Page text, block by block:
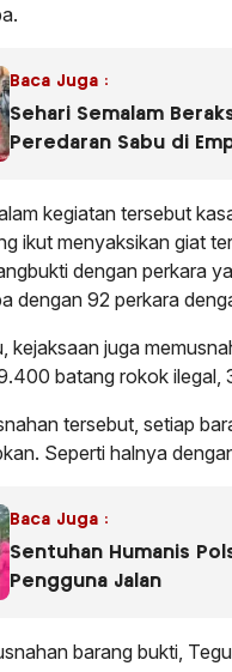
Baca Juga :
Sehari Semalam
Peredaran Sabu di
kegiatan tersebut
ikut menyaksikan giat
dengan perkara
dengan 92 perkara
kejaksaan juga
batang rokok
tersebut, setiap
Seperti halnya
Baca Juga :
Sentuhan Humanis
Pengguna Jalan
barang bukti,